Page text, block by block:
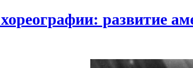
развитие